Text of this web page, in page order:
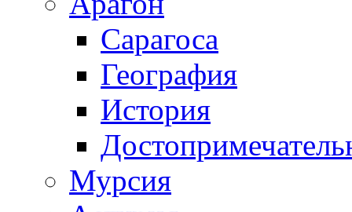
Сарагоса
География
История
Мурсия